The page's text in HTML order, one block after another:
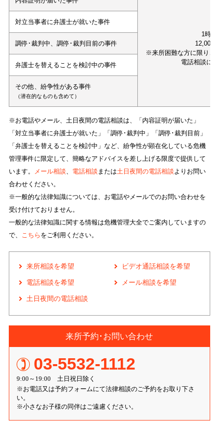
1時間
12,000
※来所困難な方に限り、
電話相談に
対立当事者に弁護士が就いた事件
調停･裁判中、調停･裁判目前の事件
弁護士を替えることを検討中の事件
その他、紛争性がある事件
（潜在的なものも含めて）
※お電話やメール、土日夜間の電話相談は、「内容証明が届いた」
「対立当事者に弁護士が就いた」「調停･裁判中」「調停･裁判目前」
「弁護士を替えることを検討中」など、紛争性が顕在化している危機
管理事件に限定して、簡略なアドバイスを差し上げる限度で提供して
います。
メール相談、 電話相談 または土日夜間の電話相談よりお問い
合わせください。
※一般的な法律知識については、お電話やメールでのお問い合わせを
受け付けておりません。
一般的な法律知識に関する情報は危機管理大全でご案内していますの
で、 こちら をご利用ください。
来所相談を希望 ビデオ通話相談を希望
電話相談を希望 メール相談を希望
土日夜間の電話相談
来所予約･お問い合わせ
03-5532-1112
9:00～19:00 土日祝日除く
※お電話又は予約フォームにて法律相談のご予約をお取り下さ
い。
※小さなお子様の同伴はご遠慮ください。